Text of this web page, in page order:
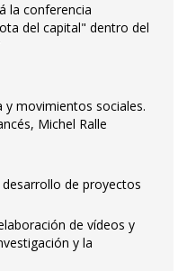
la conferencia
del capital" dentro del
y movimientos sociales.
Michel Ralle
de proyectos
de vídeos y
y la